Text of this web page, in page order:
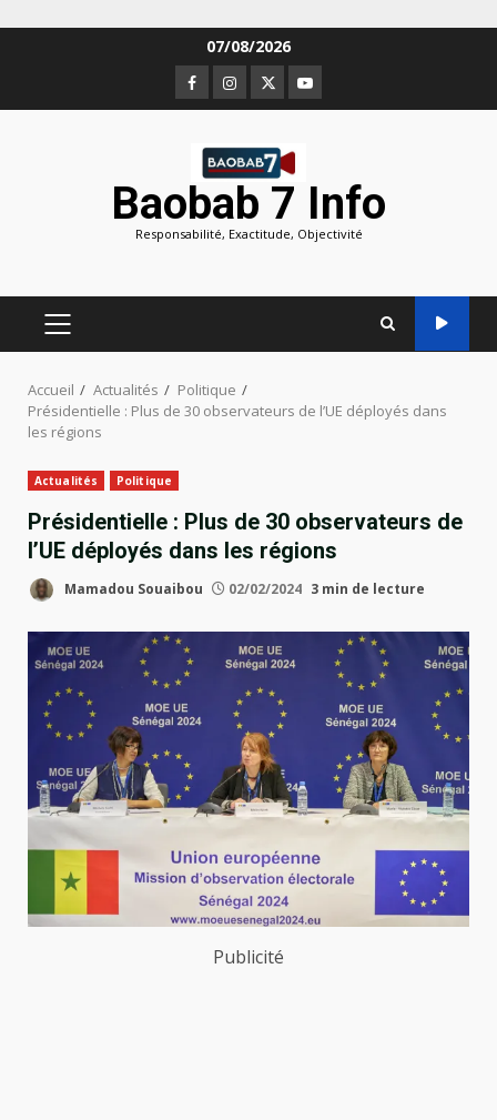
07/08/2026
Facebook
Instagram
TwitterYoutube
Baobab 7 Info
Responsabilité, Exactitude, Objectivité
MENU
PRINCIPAL
Accueil Actualités
Politique
Présidentielle : Plus de 30 observateurs de l’UE déployés dans
les régions
Actualités Politique
Présidentielle : Plus de 30 observateurs de
l’UE déployés dans les régions
Mamadou Souaibou 02/02/2024 3 min de lecture
Publicité